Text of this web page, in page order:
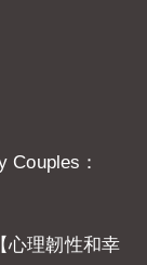
Couples：
心理韌性和幸